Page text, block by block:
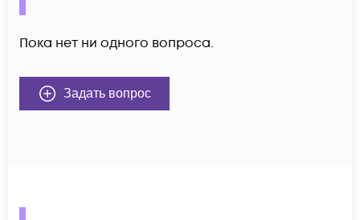
Пока нет ни одного вопроса.
Задать вопрос